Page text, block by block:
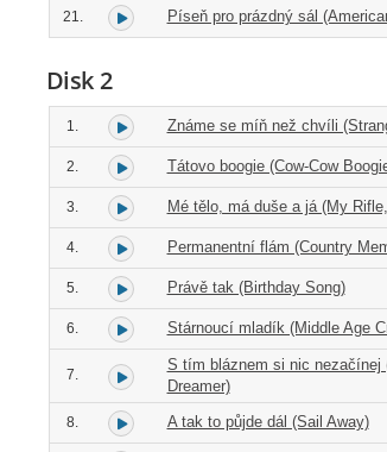
21. Píseň pro prázdný sál
Disk 2
1. Známe se míň než chvíli
2. Tátovo boogie (Cow-Cow
3. Mé tělo, má duše a já (My
4. Permanentní flám (Country
5. Právě tak (Birthday Song)
6. Stárnoucí mladík (Middle Age
7.
S tím bláznem si nic nezačínej
Dreamer)
8. A tak to půjde dál (Sail Away)